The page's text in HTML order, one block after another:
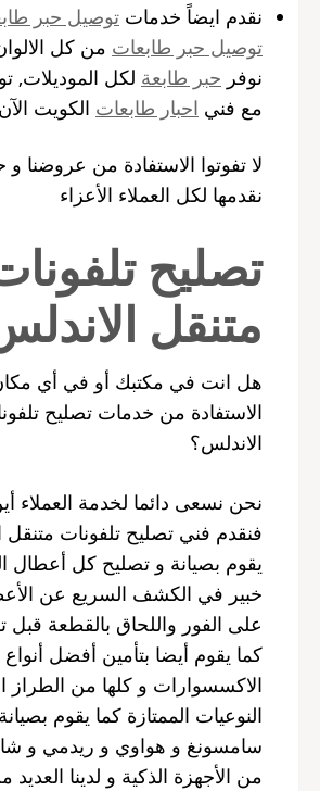
نقدم ايضاً خدمات توصيل حبر
توصيل حبر طابعات من كل
نوفر حبر طابعة لكل الموديلات,
مع فني احبار طابعات الكويت
لا تفوتوا الاستفادة من عروضنا و
نقدمها لكل العملاء الأعزاء
تصليح
متنقل
هل انت في مكتبك أو في أي
الاستفادة من خدمات تصليح
الاندلس؟
نحن نسعى دائما لخدمة العملاء
فنقدم فني تصليح تلفونات متنقل
يقوم بصيانة و تصليح كل أعطال
خبير في الكشف السريع عن
على الفور واللحاق بالقطعة قبل
كما يقوم أيضا بتأمين أفضل أنواع
الاكسسوارات و كلها من الطراز
النوعيات الممتازة كما يقوم
سامسونغ و هواوي و ريدمي و
من الأجهزة الذكية و لدينا العديد